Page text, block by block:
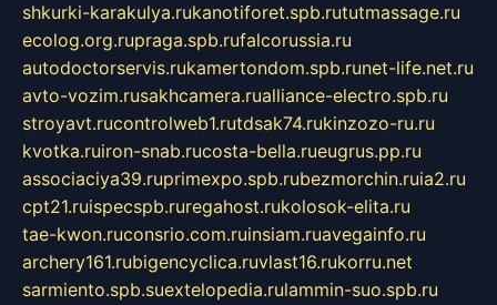
shkurki-karakulya.rukanotiforet.spb.rututmassage.ru
ecolog.org.rupraga.spb.rufalcorussia.ru
autodoctorservis.rukamertondom.spb.runet-life.net.ru
avto-vozim.rusakhcamera.rualliance-electro.spb.ru
stroyavt.rucontrolweb1.rutdsak74.rukinzozo-ru.ru
kvotka.ruiron-snab.rucosta-bella.rueugrus.pp.ru
associaciya39.ruprimexpo.spb.rubezmorchin.ruia2.ru
cpt21.ruispecspb.ruregahost.rukolosok-elita.ru
tae-kwon.ruconsrio.com.ruinsiam.ruavegainfo.ru
archery161.rubigencyclica.ruvlast16.rukorru.net
sarmiento.spb.suextelopedia.rulammin-suo.spb.ru